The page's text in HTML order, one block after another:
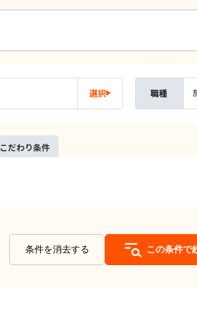
選択 職種
こだわり条件
条件を消去する この条件で